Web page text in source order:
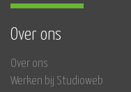
Over ons
Over ons
Werken bij Studioweb